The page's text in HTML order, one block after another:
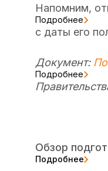
Напомним,
Подробнее
с даты его
Документ:
Подробнее
Обзор
Подробнее